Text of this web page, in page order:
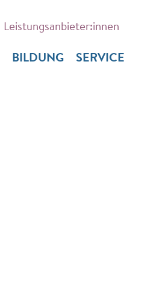
Leistungsanbieter:innen
BILDUNG SERVICE